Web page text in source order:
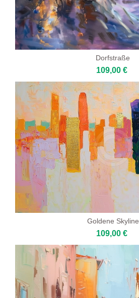
Dorfstraße
109,00 €
Goldene Skyline
109,00 €